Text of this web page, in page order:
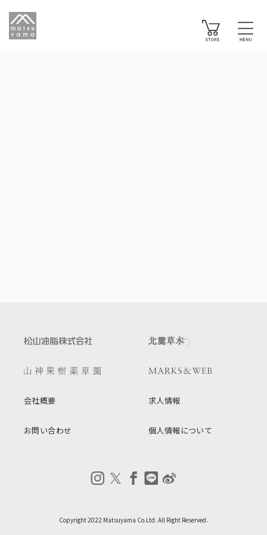
会社概要 求人情報
お問い合わせ 個人情報について
Copyright 2022 Matsuyama Co.Ltd. All Right Reserved.